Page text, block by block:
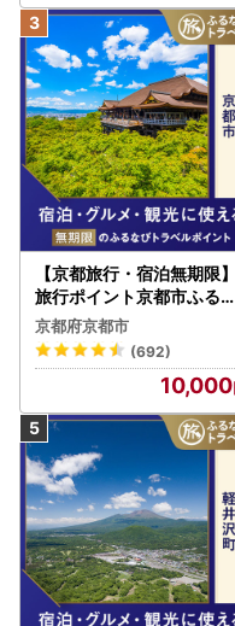
【京都旅行・宿泊無期限】
旅行ポイント京都市ふるな
びトラベルポイント
京都府京都市
(692)
10,000